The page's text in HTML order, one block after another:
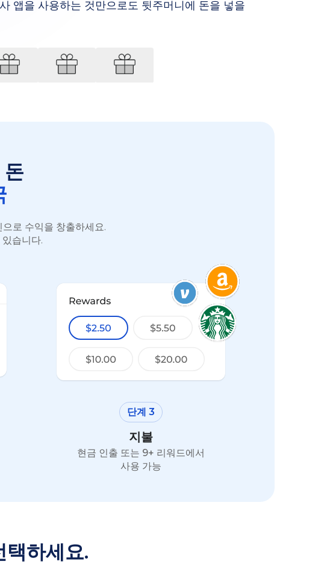
앱을 사용하는 것만으로도 뒷주머니에 돈을 넣을
로 수익을 창출하세요.
습니다.
단계 3
지불
현금 인출 또는 9+ 리워드에서
사용 가능
하세요.